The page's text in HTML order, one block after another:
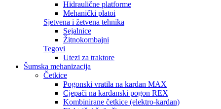
Hidraulične platforme
Mehanički platoi
Sjetvena i žetvena tehnika
Sejalnice
Žitnokombajni
Tegovi
Utezi za traktore
Šumska mehanizacija
Četkice
Pogonski vratila na kardan MAX
Cjepači na kardanski pogon REX
Kombinirane četkice (elektro-kardan)